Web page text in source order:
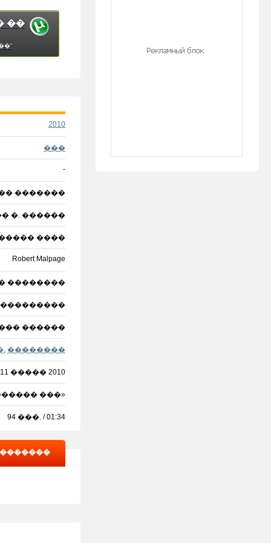
��
2010
���
-
�������
�. ������
����� ����
Robert Malpage
��������
���������
������
, ��������
11 ����� 2010
���»
94 ���. / 01:34